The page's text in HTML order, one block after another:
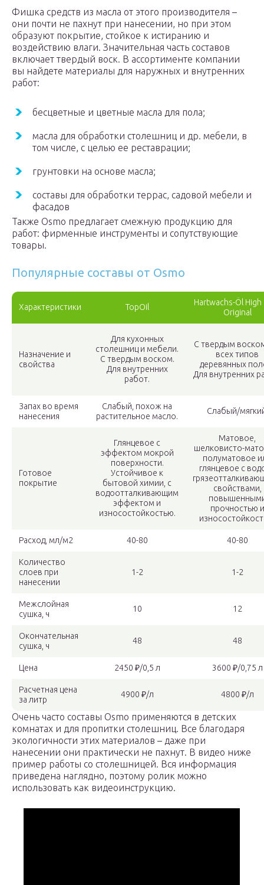
Фишка средств из масла от этого производителя –
они почти не пахнут при нанесении, но при этом
образуют покрытие, стойкое к истиранию и
воздействию влаги. Значительная часть составов
включает твердый воск. В ассортименте компании
вы найдете материалы для наружных и внутренних
работ:
бесцветные и цветные масла для пола;
масла для обработки столешниц и др. мебели, в
том числе, с целью ее реставрации;
грунтовки на основе масла;
составы для обработки террас, садовой мебели и
фасадов
Также Osmo предлагает смежную продукцию для
работ: фирменные инструменты и сопутствующие
товары.
Популярные составы от Osmo
Характеристики TopOil
Hartwachs-Öl High
Original
Назначение и
свойства
Для кухонных
столешниц и мебели.
С твердым воском.
Для внутренних
работ.
С твердым
всех типов
деревянных
Для внутренних
Запах во время
нанесения
Слабый, похож на
растительное масло.
Слабый/
Готовое
покрытие
Глянцевое с
эффектом мокрой
поверхности.
Устойчивое к
бытовой химии, с
водоотталкивающим
эффектом и
износостойкостью.
Матовое,
шелковисто-
полуматовое
глянцевое с
свойствами,
прочностью и
Расход, мл/м2 40-80 40-80
Количество
слоев при
нанесении
1-2 1-2
Межслойная
сушка, ч
10 12
Окончательная
сушка, ч
48 48
Цена 2450 ₽/0,5 л 3600 ₽/0,75 л
Расчетная цена
за литр
4900 ₽/л 4800 ₽/л
Очень часто составы Osmo применяются в детских
комнатах и для пропитки столешниц. Все благодаря
экологичности этих материалов – даже при
нанесении они практически не пахнут. В видео ниже
пример работы со столешницей. Вся информация
приведена наглядно, поэтому ролик можно
использовать как видеоинструкцию.